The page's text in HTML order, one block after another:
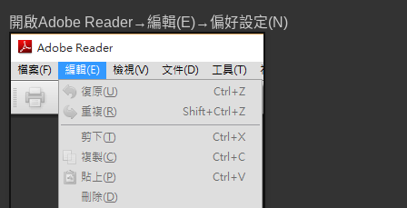
開啟Adobe Reader→編輯(E)→偏好設定(N)